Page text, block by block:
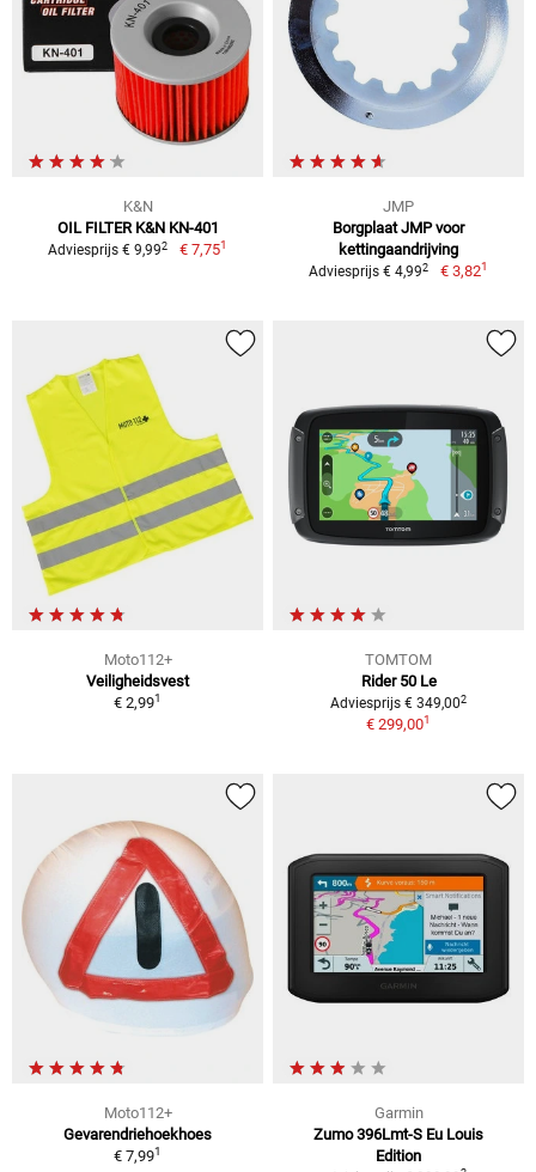
K&N
OIL FILTER K&N KN-401
Adviesprijs € 9,992 € 7,751
JMP
Borgplaat JMP voor
kettingaandrijving
Adviesprijs € 4,992 € 3,821
Moto112+
Veiligheidsvest
€ 2,991
TOMTOM
Rider 50 Le
Adviesprijs € 349,002
€ 299,001
Moto112+
Gevarendriehoekhoes
€ 7,991
Garmin
Zumo 396Lmt-S Eu Louis
Edition